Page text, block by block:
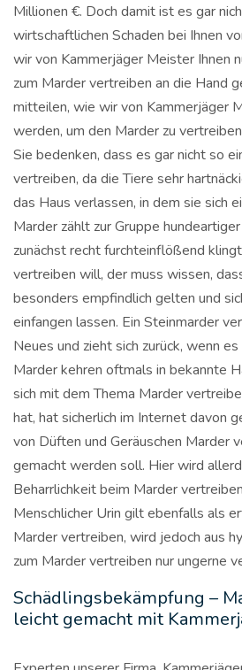
Millionen €. Doch damit ist es gar
wirtschaftlichen Schaden bei Ihnen
wir von Kammerjäger Meister Ihnen
zum Marder vertreiben an die Hand
mitteilen, wie wir von Kammerjäger
werden, um den Marder zu
Sie bedenken, dass es gar nicht so
vertreiben, da die Tiere sehr
das Haus verlassen, in dem sie sich
Marder zählt zur Gruppe
zunächst recht furchteinflößend
vertreiben will, der muss wissen,
besonders empfindlich gelten und
einfangen lassen. Ein Steinmarder
Neues und zieht sich zurück, wenn
Marder kehren oftmals in bekannte
sich mit dem Thema Marder
hat, hat sicherlich im Internet davon
von Düften und Geräuschen Marder
gemacht werden soll. Hier wird
Beharrlichkeit beim Marder
Menschlicher Urin gilt ebenfalls als
Marder vertreiben, wird jedoch aus
zum Marder vertreiben nur ungerne
Schädlingsbekämpfung –
leicht gemacht mit